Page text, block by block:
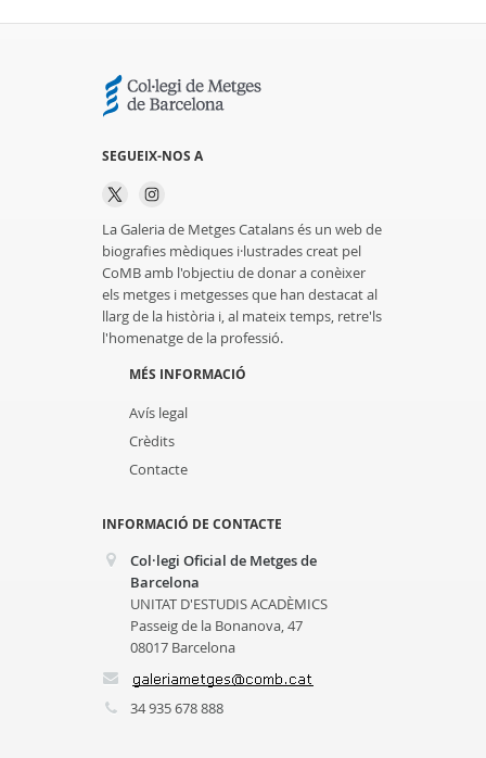
SEGUEIX-NOS A
La Galeria de Metges Catalans és un web de
biografies mèdiques i·lustrades creat pel
CoMB amb l'objectiu de donar a conèixer
els metges i metgesses que han destacat al
llarg de la història i, al mateix temps, retre'ls
l'homenatge de la professió.
MÉS INFORMACIÓ
Avís legal
Crèdits
Contacte
INFORMACIÓ DE CONTACTE
Col·legi Oficial de Metges de
Barcelona
UNITAT D'ESTUDIS ACADÈMICS
Passeig de la Bonanova, 47
08017 Barcelona
34 935 678 888